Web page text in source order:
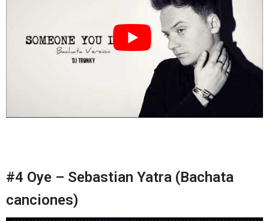
#4 Oye – Sebastian Yatra (Bachata
canciones)